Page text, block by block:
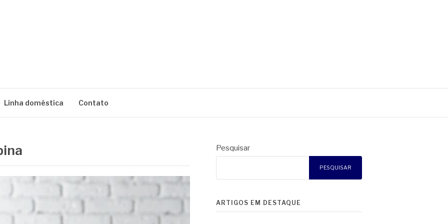
Linha doméstica Contato
Pesquisar
PESQUISAR
ARTIGOS EM DESTAQUE